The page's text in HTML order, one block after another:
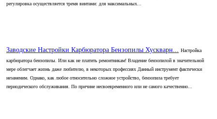
регулировка осуществляется тремя винтами: для максимальных...
Заводские Настройки Карбюратора Бензопилы Хускварн...
Настройка
карбюратора бензопилы. Или как не платить ремонтникам! Владение бензопилой в значительной
мере облегчает жизнь даже любителю, в некоторых профессиях Данный инструмент фактически
незаменим. Однако, как любое относительно сложное устройство, бензопила требует
периодического обслуживания. По причине несвоевременного или не самого качественно...